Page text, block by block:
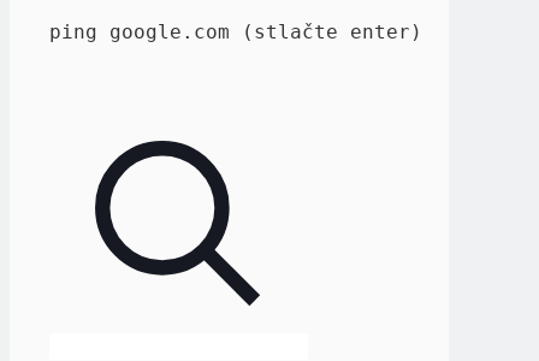
ping google.com (stlačte enter)